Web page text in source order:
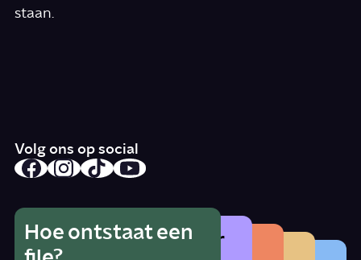
staan.
Volg ons op social
Hoe ontstaat een
Wat is het gevaar